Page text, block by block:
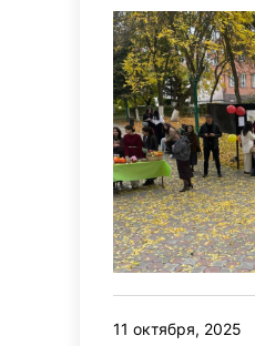
11 октября, 2025